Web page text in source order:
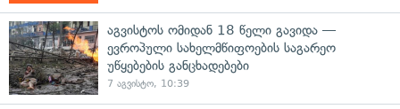
აგვისტოს ომიდან 18 წელი გავიდა —
ევროპული სახელმწიფოების საგარეო
უწყებების განცხადებები
7 აგვისტო, 10:39